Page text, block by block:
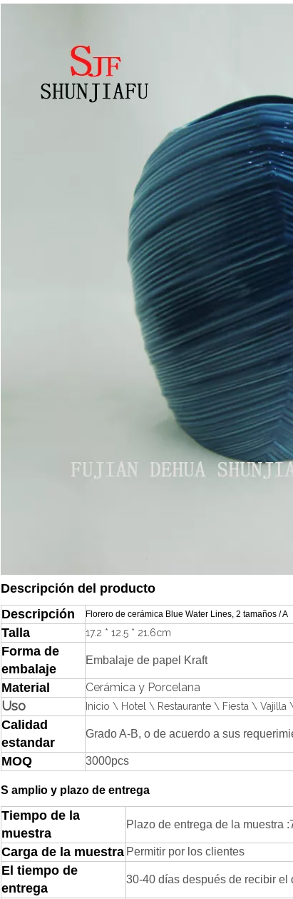
Descripción del producto
Descripción
Florero de cerámica Blue Water Lines, 2 tamaños / A
Talla 17.2 * 12.5 * 21.6cm
Forma de
embalaje
Embalaje de papel Kraft
Material Cerámica y Porcelana
Uso Inicio \ Hotel \ Restaurante \ Fiesta \
Calidad
estandar
Grado A-B, o de acuerdo a sus
MOQ 3000pcs
S amplio y plazo de entrega
Tiempo de la
muestra
Plazo de entrega de la muestra :
Carga de la muestra Permitir por los clientes
El tiempo de
entrega
30-40 días después de recibir el